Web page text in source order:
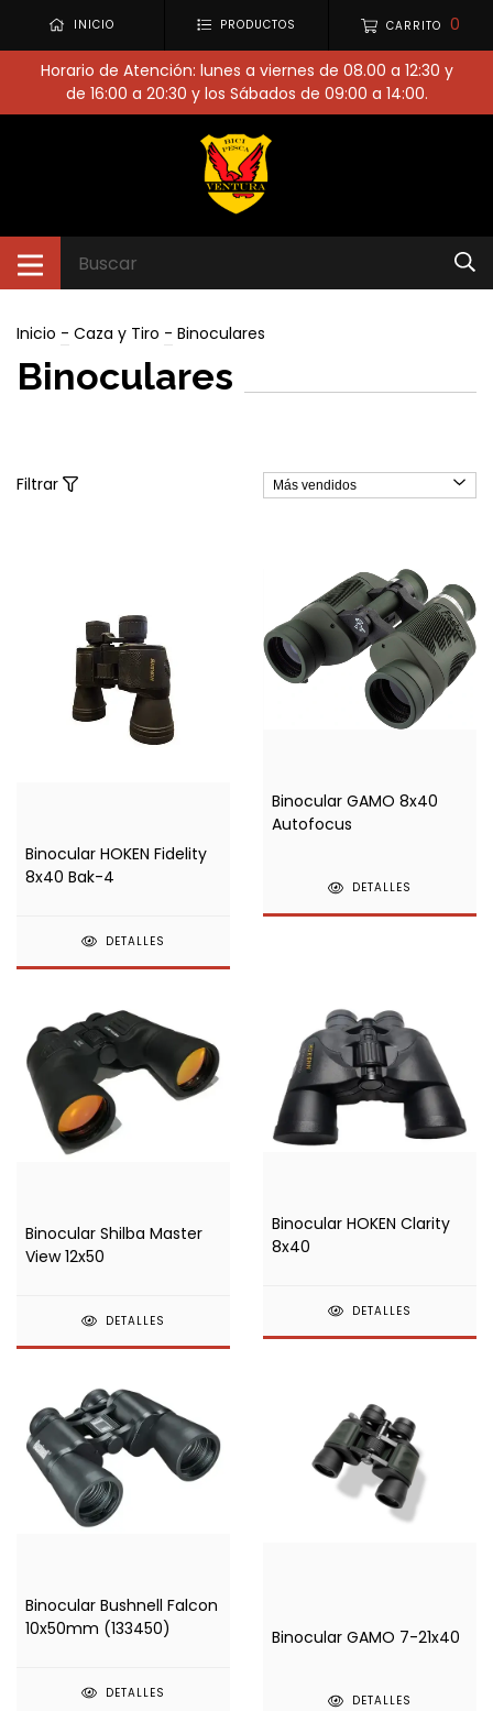
INICIO PRODUCTOS CARRITO 0
Horario de Atención: lunes a viernes de 08.00 a 12:30 y
de 16:00 a 20:30 y los Sábados de 09:00 a 14:00.
Inicio - Caza y Tiro - Binoculares
Binoculares
Filtrar
Binocular HOKEN Fidelity
8x40 Bak-4
DETALLES
Binocular GAMO 8x40
Autofocus
DETALLES
Binocular Shilba Master
View 12x50
DETALLES
Binocular HOKEN Clarity
8x40
DETALLES
Binocular Bushnell Falcon
10x50mm (133450)
DETALLES
Binocular GAMO 7-21x40
DETALLES